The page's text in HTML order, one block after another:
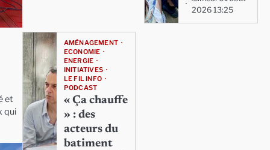
et
qui
2026 13:25
AMÉNAGEMENT
ECONOMIE
ENERGIE
INITIATIVES
LE FIL INFO
PODCAST
« Ça chauffe
» : des
acteurs du
batiment